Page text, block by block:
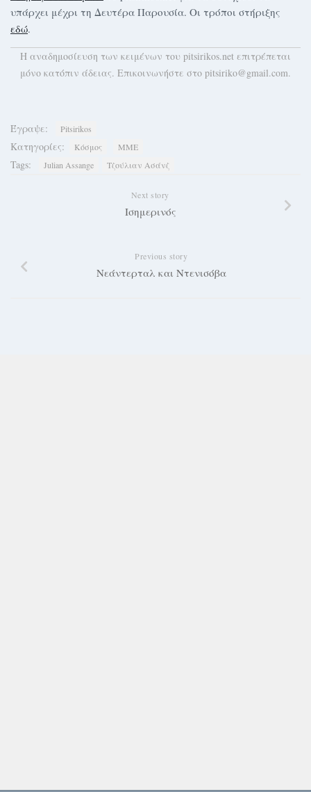
υπάρχει μέχρι τη Δευτέρα Παρουσία. Οι τρόποι στήριξης
εδώ.
H αναδημοσίευση των κειμένων του pitsirikos.net επιτρέπεται
μόνο κατόπιν άδειας. Επικοινωνήστε στο pitsiriko@gmail.com.
Έγραψε: Pitsirikos
Κατηγορίες: Κόσμος ΜΜΕ
Tags: Julian Assange Τζούλιαν Ασάνζ
Next story
Ισημερινός
Previous story
Νεάντερταλ και Ντενισόβα